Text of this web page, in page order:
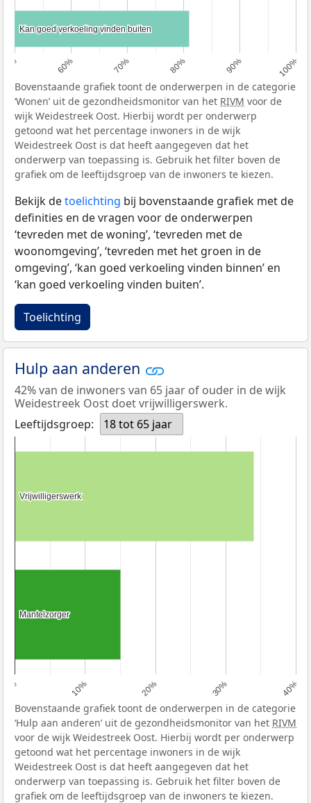
50% 60% 70% 80% 90% 100%
Kan goed verkoeling vinden buiten
Kan goed verkoeling vinden buiten
Bovenstaande grafiek toont de onderwerpen in de categorie
‘Wonen’ uit de gezondheidsmonitor van het RIVM voor de
wijk Weidestreek Oost. Hierbij wordt per onderwerp
getoond wat het percentage inwoners in de wijk
Weidestreek Oost is dat heeft aangegeven dat het
onderwerp van toepassing is. Gebruik het filter boven de
grafiek om de leeftijdsgroep van de inwoners te kiezen.
Bekijk detoelichting bij bovenstaande grafiek met de
definities en de vragen voor de onderwerpen
‘tevreden met de woning’, ‘tevreden met de
woonomgeving’, ‘tevreden met het groen in de
omgeving’, ‘kan goed verkoeling vinden binnen’ en
‘kan goed verkoeling vinden buiten’.
Toelichting
Hulp aan anderen
42% van de inwoners van 65 jaar of ouder in de wijk
Weidestreek Oost doet vrijwilligerswerk.
Leeftijdsgroep:
18 tot 65 jaar
0% 10% 20% 30% 40%
Vrijwilligerswerk
Vrijwilligerswerk
Mantelzorger
Mantelzorger
Bovenstaande grafiek toont de onderwerpen in de categorie
‘Hulp aan anderen’ uit de gezondheidsmonitor van het RIVM
voor de wijk Weidestreek Oost. Hierbij wordt per onderwerp
getoond wat het percentage inwoners in de wijk
Weidestreek Oost is dat heeft aangegeven dat het
onderwerp van toepassing is. Gebruik het filter boven de
grafiek om de leeftijdsgroep van de inwoners te kiezen.